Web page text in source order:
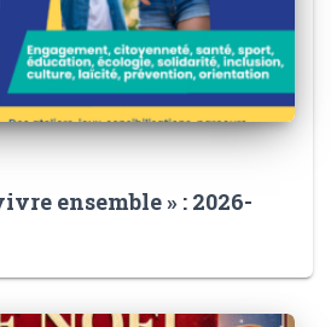
ensemble » : 2026-